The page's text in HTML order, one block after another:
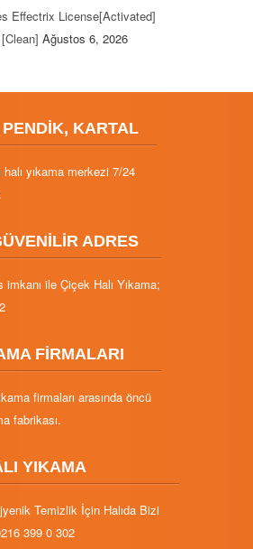
Effectrix License[Activated]
Ağustos 6, 2026
KARTAL
yıkama merkezi 7/24
ADRES
ile Çiçek Halı Yıkama;
FİRMALARI
firmaları arasında öncü
fabrikası.
YIKAMA
Temizlik İçin Halıda Bizi
399 0 302